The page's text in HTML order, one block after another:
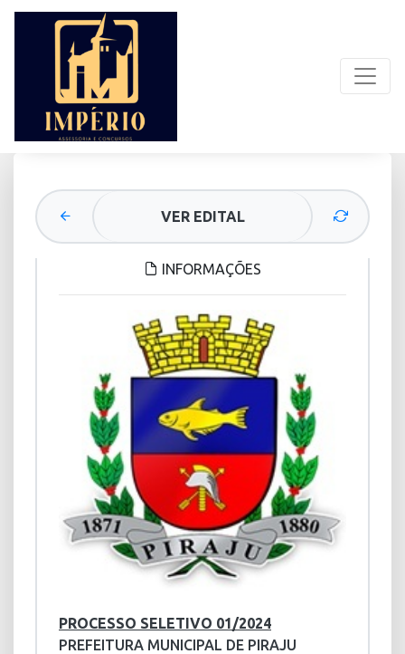
VER EDITAL
INFORMAÇÕES
PROCESSO SELETIVO 01/2024
PREFEITURA MUNICIPAL DE PIRAJU